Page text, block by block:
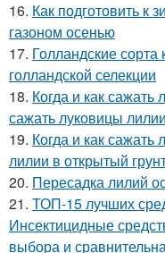
16. Как подготовить к
газоном осенью
17. Голландские
голландской селекции
18. Когда и как сажать
сажать луковицы
19. Когда и как
лилии в открытый
20. Пересадка лилий
21. ТОП-15 лучших
Инсектицидные
выбора и